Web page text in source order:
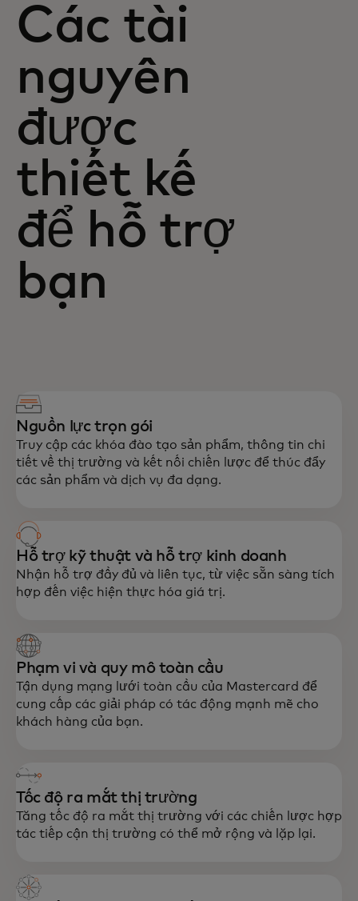
Các tài
nguyên
được
thiết kế
để hỗ trợ
bạn
Nguồn lực trọn gói
Truy cập các khóa đào tạo sản phẩm, thông tin chi
tiết về thị trường và kết nối chiến lược để thúc đẩy
các sản phẩm và dịch vụ đa dạng.
Hỗ trợ kỹ thuật và hỗ trợ kinh doanh
Nhận hỗ trợ đầy đủ và liên tục, từ việc sẵn sàng tích
hợp đến việc hiện thực hóa giá trị.
Phạm vi và quy mô toàn cầu
Tận dụng mạng lưới toàn cầu của Mastercard để
cung cấp các giải pháp có tác động mạnh mẽ cho
khách hàng của bạn.
Tốc độ ra mắt thị trường
Tăng tốc độ ra mắt thị trường với các chiến lược hợp
tác tiếp cận thị trường có thể mở rộng và lặp lại.